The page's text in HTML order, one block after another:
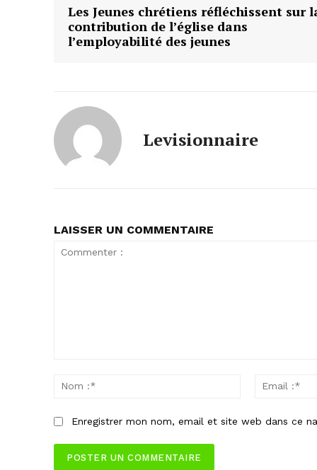
Les Jeunes chrétiens réfléchissent sur
contribution de l’église dans
l’employabilité des jeunes
Levisionnaire
LAISSER UN COMMENTAIRE
Enregistrer mon nom, email et site web dans ce